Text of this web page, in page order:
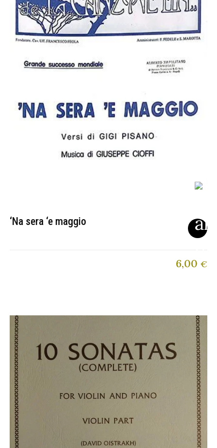
‘Na sera ‘e maggio
6,00 €